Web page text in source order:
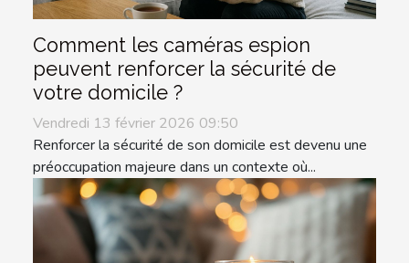
Comment les caméras espion
peuvent renforcer la sécurité de
votre domicile ?
Vendredi 13 février 2026 09:50
Renforcer la sécurité de son domicile est devenu une
préoccupation majeure dans un contexte où...